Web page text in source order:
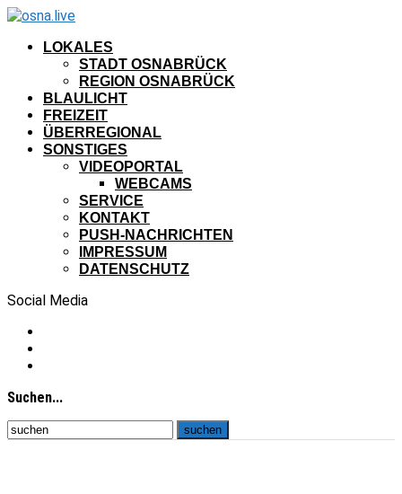
LOKALES
STADT OSNABRÜCK
REGION OSNABRÜCK
BLAULICHT
FREIZEIT
ÜBERREGIONAL
SONSTIGES
VIDEOPORTAL
WEBCAMS
SERVICE
KONTAKT
PUSH-NACHRICHTEN
IMPRESSUM
DATENSCHUTZ
Social Media
Suchen...